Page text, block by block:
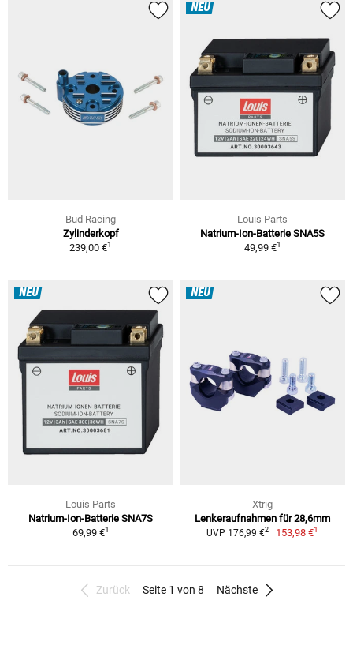
Bud Racing
Zylinderkopf
239,00 €1
NEU
Louis Parts
Natrium-Ion-Batterie SNA5S
49,99 €1
NEU
Louis Parts
Natrium-Ion-Batterie SNA7S
69,99 €1
NEU
Xtrig
Lenkeraufnahmen für 28,6mm
UVP 176,99 €2 153,98 €1
Zurück Seite 1 von 8 Nächste